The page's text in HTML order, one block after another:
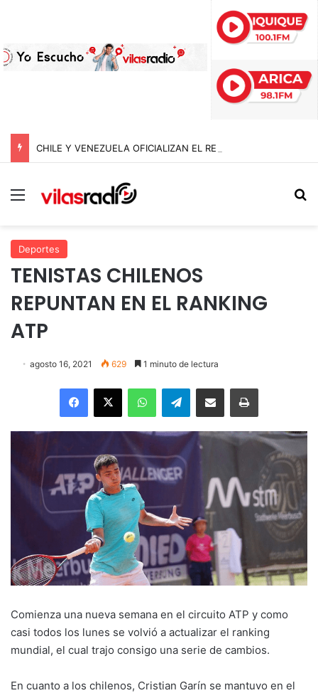
Menú
Deportes
TENISTAS CHILENOS
REPUNTAN EN EL RANKING
ATP
agosto 16, 2021 629 1 minuto de lectura
Facebook
X WhatsAppTelegramEnviar vía email Imprimir
Comienza una nueva semana en el circuito ATP y como
casi todos los lunes se volvió a actualizar el ranking
mundial, el cual trajo consigo una serie de cambios.
En cuanto a los chilenos, Cristian Garín se mantuvo en el